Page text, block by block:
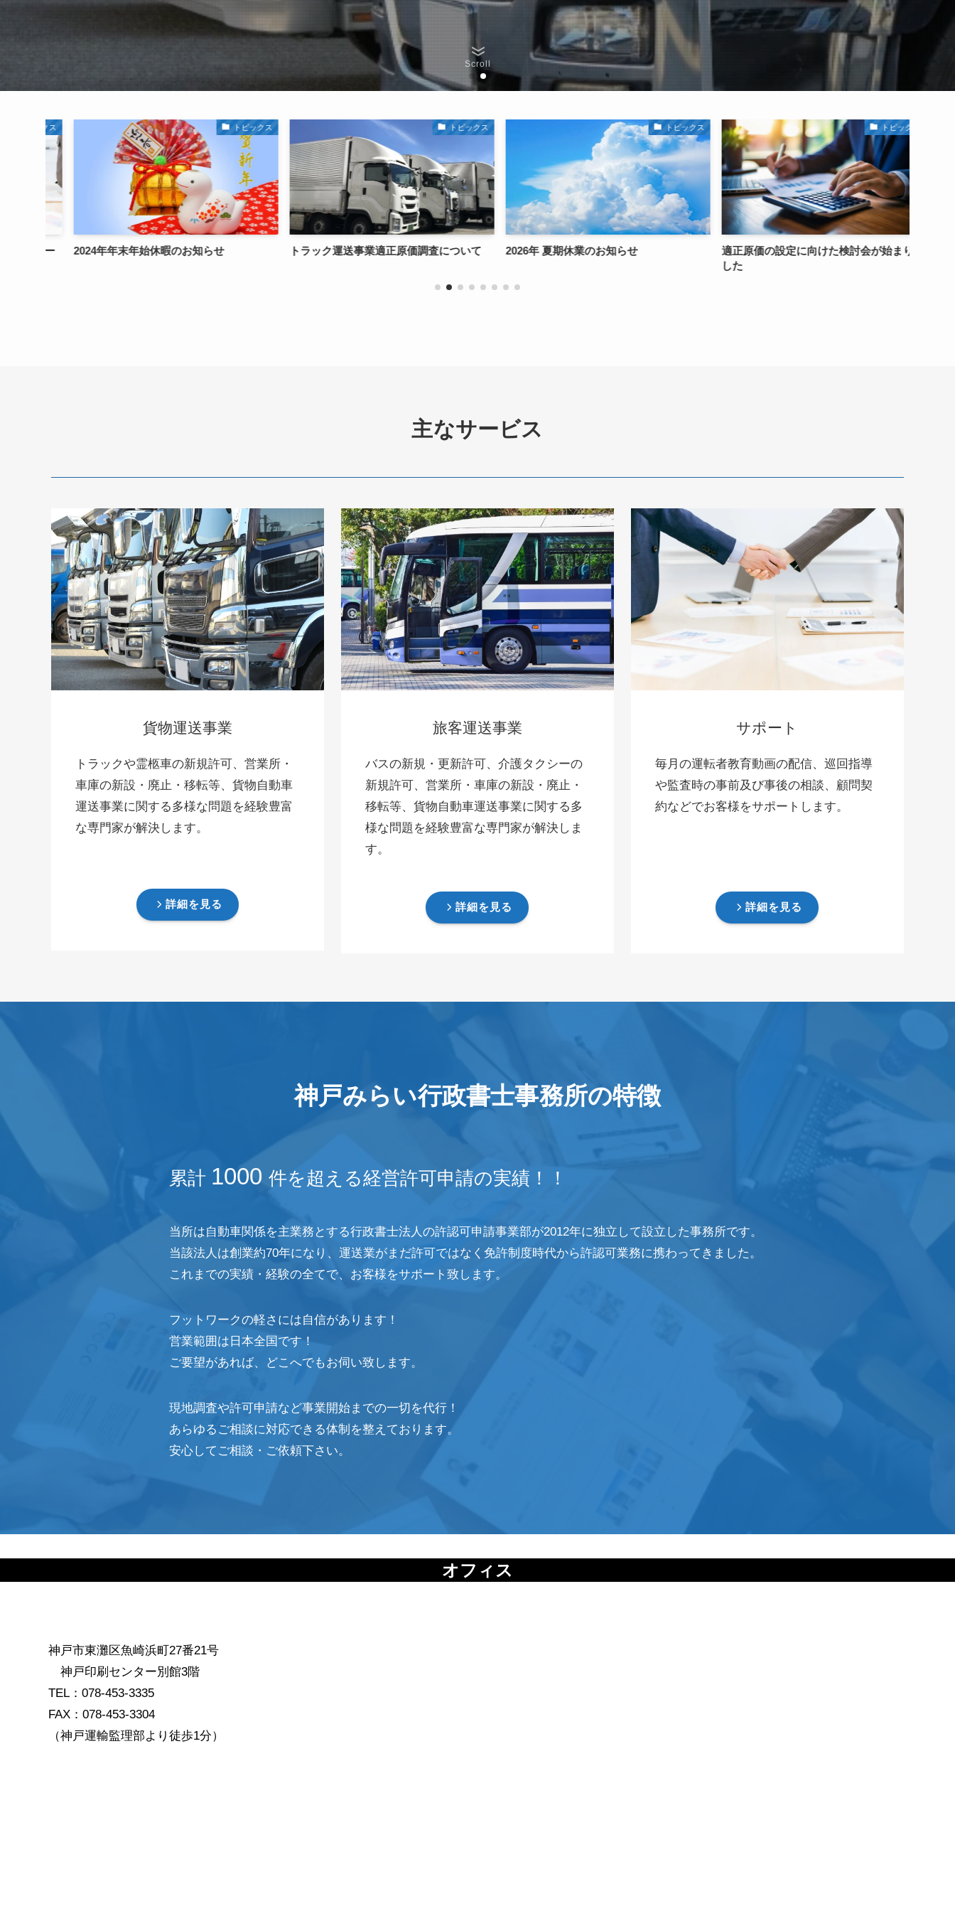
Scroll
トピックス
始休暇のお知らせ トラック運送事業適正原価調査について 2026年 夏期休業のお知らせ
トピックス
適正原価の設定に向けた検討会が始まりま
2025年 年末年始休暇のお知ら
主なサービス
貨物運送事業
トラックや霊柩車の新規許可、営業所・
車庫の新設・廃止・移転等、貨物自動車
運送事業に関する多様な問題を経験豊富
な専門家が解決します。
詳細を見る
旅客運送事業
バスの新規・更新許可、介護タクシーの
新規許可、営業所・車庫の新設・廃止・
移転等、貨物自動車運送事業に関する多
様な問題を経験豊富な専門家が解決しま
す。
詳細を見る
サポート
毎月の運転者教育動画の配信、巡回指導
や監査時の事前及び事後の相談、顧問契
約などでお客様をサポートします。
詳細を見る
神戸みらい行政書士事務所の特徴
累計 1000 件を超える経営許可申請の実績！！
当所は自動車関係を主業務とする行政書士法人の許認可申請事業部が2012年に独立して設立した事務所です。
当該法人は創業約70年になり、運送業がまだ許可ではなく免許制度時代から許認可業務に携わってきました。
これまでの実績・経験の全てで、お客様をサポート致します。
フットワークの軽さには自信があります！
営業範囲は日本全国です！
ご要望があれば、どこへでもお伺い致します。
現地調査や許可申請など事業開始までの一切を代行！
あらゆるご相談に対応できる体制を整えております。
安心してご相談・ご依頼下さい。
オフィス
神戸市東灘区魚崎浜町27番21号
神戸印刷センター別館3階
TEL：078-453-3335
FAX：078-453-3304
（神戸運輸監理部より徒歩1分）